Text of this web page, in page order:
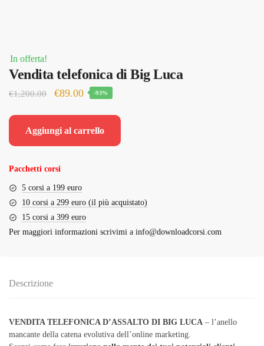
In offerta!
Vendita telefonica di Big Luca
€1,200.00
Il
originale
€89.00Il
-93%
Aggiungi al carrello
Pacchetti corsi
5 corsi a 199 euro
10 corsi a 299 euro (il più acquistato)
15 corsi a 399 euro
Per maggiori informazioni scrivimi a info@downloadcorsi.com
Descrizione
VENDITA TELEFONICA D’ASSALTO DI BIG LUCA – l’anello
mancante della catena evolutiva dell’online marketing.